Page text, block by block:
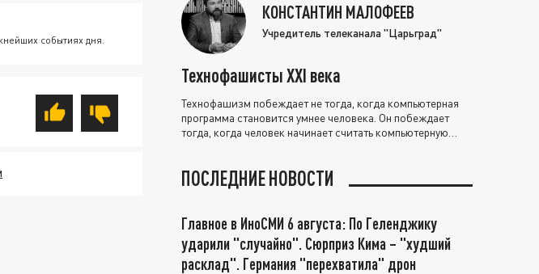
событиях дня.
КОНСТАНТИН МАЛОФЕЕВ
Учредитель телеканала "Царьград"
Технофашисты XXI века
Технофашизм побеждает не тогда, когда компьютерная
программа становится умнее человека. Он побеждает
тогда, когда человек начинает считать компьютерную
ПОСЛЕДНИЕ НОВОСТИ
Главное в ИноСМИ 6 августа: По Геленджику
ударили "случайно". Сюрприз Кима – "худший
расклад". Германия "перехватила" дрон